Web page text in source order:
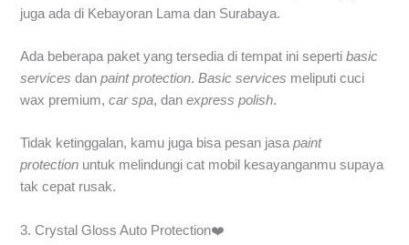
juga ada di Kebayoran Lama dan Surabaya.
Ada beberapa paket yang tersedia di tempat ini sepertibasic
servicesdanpaint protection.Basic services meliputi cuci
wax premium,car spa, danexpress polish.
Tidak ketinggalan, kamu juga bisa pesan jasapaint
protection untuk melindungi cat mobil kesayanganmu supaya
tak cepat rusak.
3. Crystal Gloss Auto Protection❤️